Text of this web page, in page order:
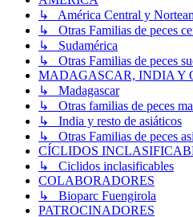
↳ América Central y
↳ Otras Familias de peces
↳ Sudamérica
↳ Otras Familias de peces
MADAGASCAR, INDIA Y
↳ Madagascar
↳ Otras familias de peces
↳ India y resto de asiáticos
↳ Otras Familias de peces
CÍCLIDOS
↳ Ciclidos inclasificables
COLABORADORES
↳ Bioparc Fuengirola
PATROCINADORES